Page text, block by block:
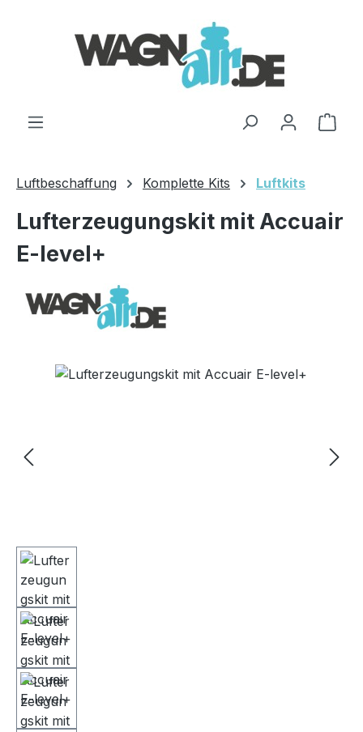
Luftbeschaffung Komplette Kits Luftkits
Lufterzeugungskit mit Accuair
E-level+
Bildergalerie überspringen